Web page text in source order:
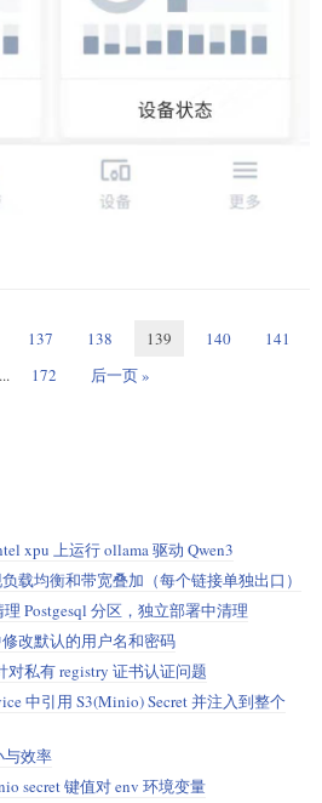
137 138 139 140
141
... 172 后一页 »
xpu 上运行 ollama 驱动 Qwen3
载均衡和带宽叠加（每个链接单独出口）
Postgesql 分区，独立部署中清理
修改默认的用户名和密码
对私有 registry 证书认证问题
中引用 S3(Minio) Secret 并注入到整个
与效率
secret 键值对 env 环境变量